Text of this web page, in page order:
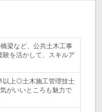
梁など、公共土木工事
を活かして、スキルア
以上◎土木施工管理技士
がいいところも魅力で